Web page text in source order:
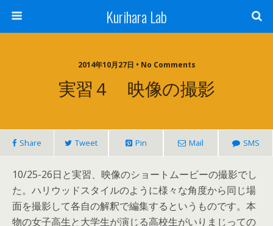
Kurihara Lab
2014年10月27日 • No Comments
実習４ 映像の撮影
Share Tweet Pin Mail SMS
10/25-26日と実習、映像のショートムービーの撮影でし
た。ハリウッドスタイルのように様々な角度から同じ場
面を撮影して各自の解釈で編集するというものです。本
物の女子高生と大学生が演じる高校生がいりまじっての